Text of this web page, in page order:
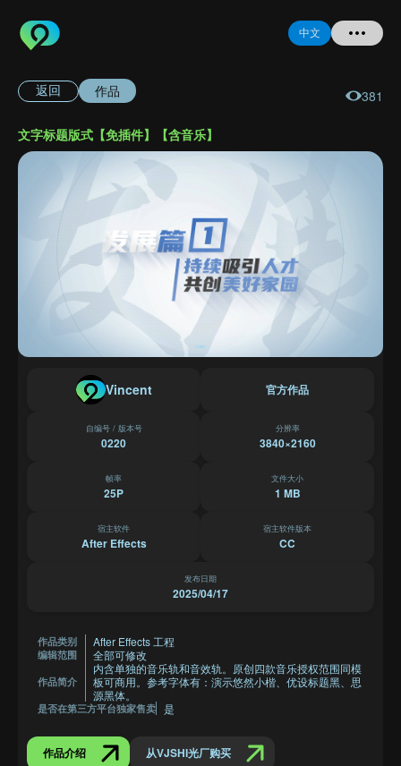
中文
忘记密码
返回 作品 381
文字标题版式【免插件】【含音乐】
Vincent 官方作品
自编号 / 版本号
0220
分辨率
3840×2160
帧率
25P
文件大小
1 MB
宿主软件
After Effects
宿主软件版本
CC
发布日期
2025/04/17
作品类别 After Effects 工程
编辑范围 全部可修改
作品简介
内含单独的音乐轨和音效轨。原创四款音乐授权范围同模
板可商用。参考字体有：演示悠然小楷、优设标题黑、思
源黑体。
是否在第三方平台独家售卖 是
作品介绍 从VJSHI光厂购买